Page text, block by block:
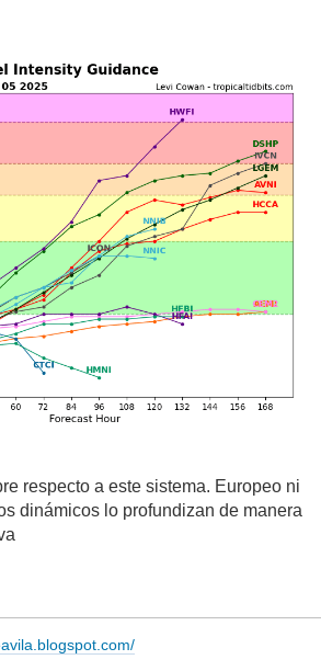
respecto a este sistema. Europeo ni
dinámicos lo profundizan de manera